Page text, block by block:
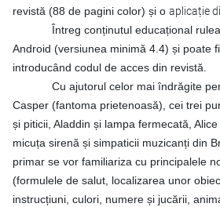
revistă (88 de pagini color) și o aplicație
Întreg conținutul educațional
Android (versiunea minimă 4.4) și poate
introducând codul de acces din revistă.
Cu ajutorul celor mai îndrăgite
Casper (fantoma prietenoasă), cei trei
și piticii, Aladdin și lampa fermecată,
micuța sirenă și simpaticii muzicanți din
primar se vor familiariza cu principalele
(formulele de salut, localizarea unor
instrucțiuni, culori, numere și jucării,